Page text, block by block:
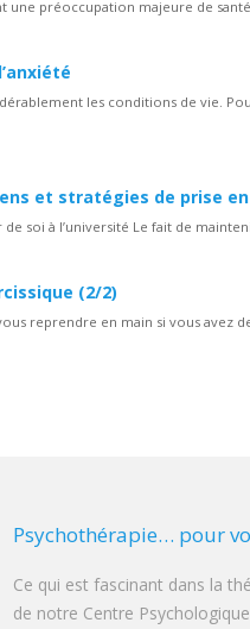
une préoccupation majeure de
les conditions de vie.
et stratégies de prise
soi à l’université Le fait de
(2/2)
reprendre en main si vous avez
Psychothérapie… pour
Ce qui est fascinant dans la
de notre Centre